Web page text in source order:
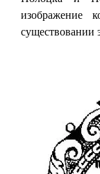
изображение
существовании